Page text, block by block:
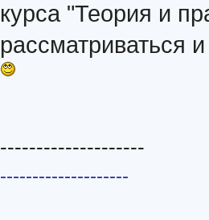
курса "Теория и
рассматриваться
--------------------
--------------------